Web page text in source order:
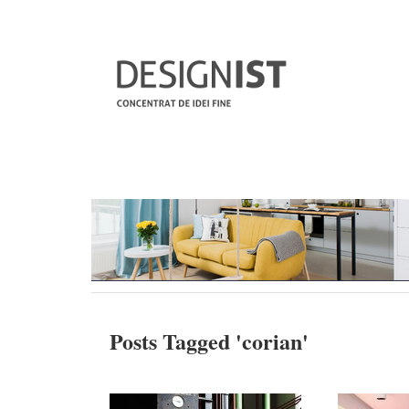
Posts Tagged 'corian'